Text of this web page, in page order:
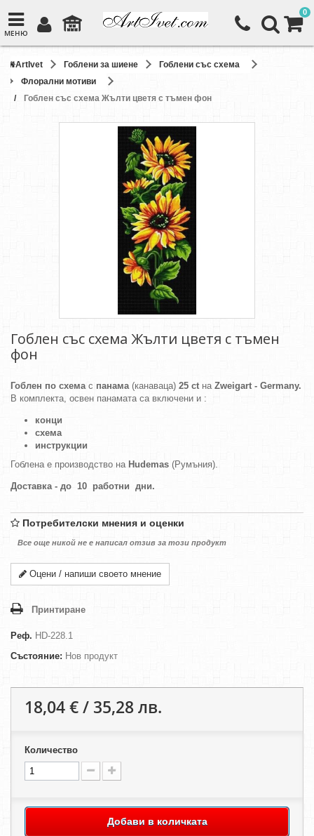
МЕНЮ
0
ArtIvet Гоблени за шиене
Гоблени със схема
Флорални мотиви
Гоблен със схема Жълти цветя с тъмен фон
Гоблен със схема Жълти цветя с тъмен
фон
Гоблен по схемас панама(канаваца) 25 ct на Zweigart - Germany.
В комплекта, освен панамата са включени и :
конци
схема
инструкции
Гоблена е производство на Hudemas (Румъния).
Доставка - до 10 работни дни.
Потребителски мнения и оценки
Все още никой не е написал отзив за този продукт
Оцени / напиши своето мнение
Принтиране
Реф. HD-228.1
Състояние: Нов продукт
18,04 € / 35,28 лв.
Количество
Добави в количката